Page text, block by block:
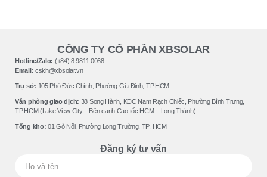
CÔNG TY CỔ PHẦN XBSOLAR
Hotline/Zalo: (+84) 8.9811.0068
Email: cskh@xbsolar.vn
Trụ sở: 105 Phó Ðức Chính, Phường Gia Ðịnh, TP.HCM
Văn phòng giao dịch: 38 Song Hành, KDC Nam Rạch Chiếc, Phường Bình Trưng,
TP.HCM (Lake View City – Bên cạnh Cao tốc HCM – Long Thành)
Tổng kho: 01 Gò Nổi, Phường Long Trường, TP. HCM
Đăng ký tư vấn